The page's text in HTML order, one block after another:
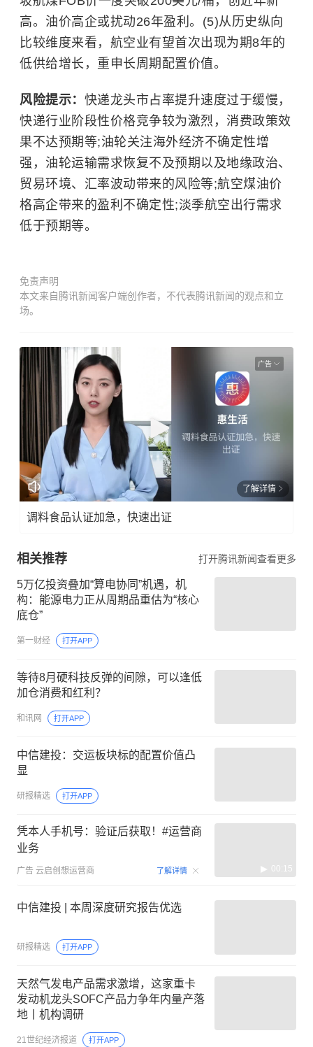
高。油价高企或扰动26年盈利。(5)从历史纵向
比较维度来看，航空业有望首次出现为期8年的
低供给增长，重申长周期配置价值。
风险提示： 快递龙头市占率提升速度过于缓慢，
快递行业阶段性价格竞争较为激烈，消费政策效
果不达预期等;油轮关注海外经济不确定性增
强，油轮运输需求恢复不及预期以及地缘政治、
贸易环境、汇率波动带来的风险等;航空煤油价
格高企带来的盈利不确定性;淡季航空出行需求
低于预期等。
免责声明
本文来自腾讯新闻客户端创作者，不代表腾讯新闻的观点和立
场。
广告
了解详情
调料食品认证加急，快速出证
相关推荐 打开腾讯新闻查看更多
5万亿投资叠加“算电协同”机遇，机
构：能源电力正从周期品重估为“核心
底仓”
第一财经 打开APP
等待8月硬科技反弹的间隙，可以逢低
加仓消费和红利？
和讯网 打开APP
中信建投：交运板块标的配置价值凸
显
研报精选 打开APP
凭本人手机号：验证后获取！#运营商
业务
广告 云启创想运营商 了解详情 00:15
中信建投 | 本周深度研究报告优选
研报精选 打开APP
天然气发电产品需求激增，这家重卡
发动机龙头SOFC产品力争年内量产落
地丨机构调研
21世纪经济报道 打开APP